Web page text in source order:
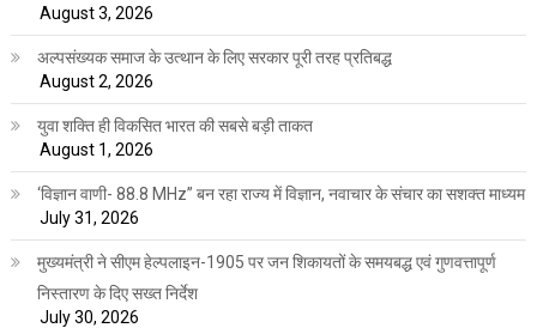
August 3, 2026
अल्पसंख्यक समाज के उत्थान के लिए सरकार पूरी तरह प्रतिबद्ध
August 2, 2026
युवा शक्ति ही विकसित भारत की सबसे बड़ी ताकत
August 1, 2026
‘विज्ञान वाणी- 88.8 MHz” बन रहा राज्य में विज्ञान, नवाचार के संचार का सशक्त माध्यम
July 31, 2026
मुख्यमंत्री ने सीएम हेल्पलाइन-1905 पर जन शिकायतों के समयबद्ध एवं गुणवत्तापूर्ण
निस्तारण के दिए सख्त निर्देश
July 30, 2026